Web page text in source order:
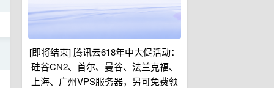
[即将结束] 腾讯云618年中大促活动：
硅谷CN2、首尔、曼谷、法兰克福、
上海、广州VPS服务器，另可免费领